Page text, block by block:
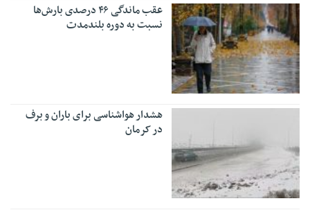
عقب ماندگی ۴۶ درصدی بارش‌ها
نسبت به دوره بلندمدت
هشدار هواشناسی برای باران و برف
در کرمان